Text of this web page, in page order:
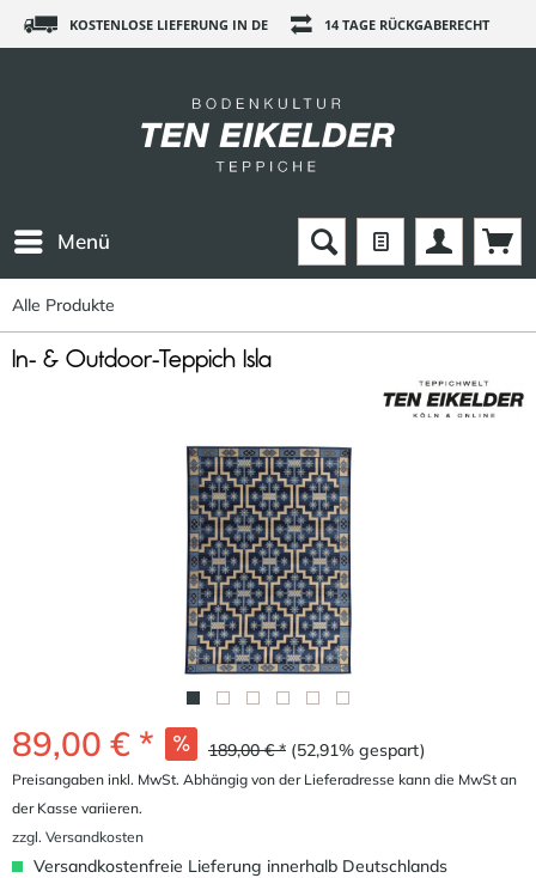
KOSTENLOSE LIEFERUNG IN DE 14 TAGE RÜCKGABERECHT
Menü
Alle Produkte
In- & Outdoor-Teppich Isla
89,00 € * 189,00 € * (52,91% gespart)
Preisangaben inkl. MwSt. Abhängig von der Lieferadresse kann die MwSt an
der Kasse variieren.
zzgl. Versandkosten
Versandkostenfreie Lieferung innerhalb Deutschlands